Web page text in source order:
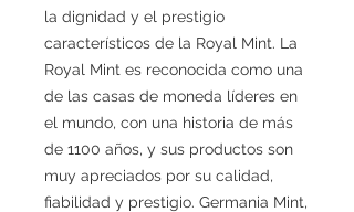
la dignidad y el prestigio
característicos de la Royal Mint. La
Royal Mint es reconocida como una
de las casas de moneda líderes en
el mundo, con una historia de más
de 1100 años, y sus productos son
muy apreciados por su calidad,
fiabilidad y prestigio. Germania Mint,